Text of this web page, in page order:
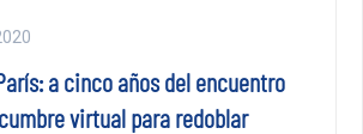
a cinco años del encuentro
virtual para redoblar